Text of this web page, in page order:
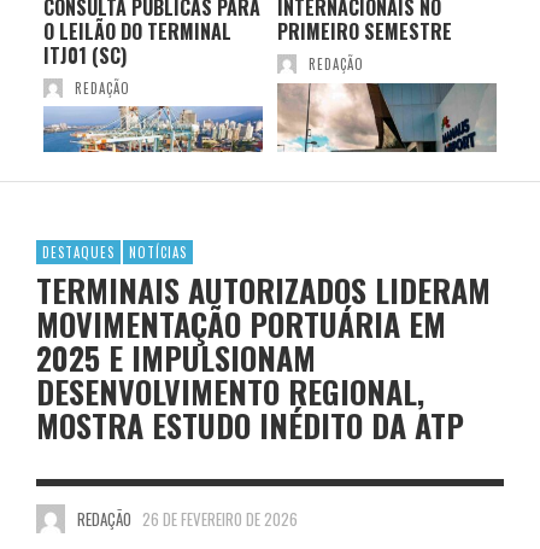
CONSULTA PÚBLICAS PARA
O LEILÃO DO TERMINAL
ITJ01 (SC)
REDAÇÃO
INTERNACIONAIS NO
PRIMEIRO SEMESTRE
REDAÇÃO
DESTAQUES NOTÍCIAS
TERMINAIS AUTORIZADOS LIDERAM
MOVIMENTAÇÃO PORTUÁRIA EM
2025 E IMPULSIONAM
DESENVOLVIMENTO REGIONAL,
MOSTRA ESTUDO INÉDITO DA ATP
REDAÇÃO 26 DE FEVEREIRO DE 2026